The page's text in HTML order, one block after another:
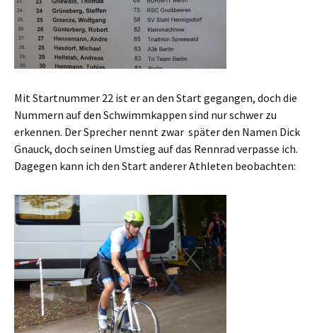
Mit Startnummer 22 ist er an den Start gegangen, doch die
Nummern auf den Schwimmkappen sind nur schwer zu
erkennen. Der Sprecher nennt zwar später den Namen Dick
Gnauck, doch seinen Umstieg auf das Rennrad verpasse ich.
Dagegen kann ich den Start anderer Athleten beobachten: